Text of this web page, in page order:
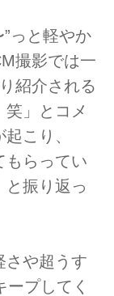
っと軽やか
撮影では一
紹介される
」とコメ
こり、
もらってい
と振り返っ
さや超うす
プしてく